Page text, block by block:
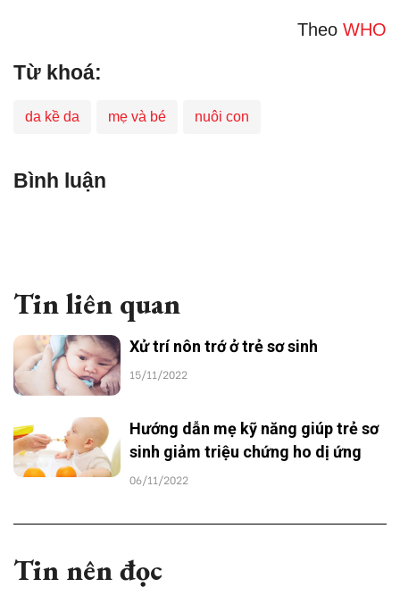
Theo WHO
Từ khoá:
da kề da mẹ và bé nuôi con
Bình luận
Tin liên quan
Xử trí nôn trớ ở trẻ sơ sinh
15/11/2022
Hướng dẫn mẹ kỹ năng giúp trẻ sơ
sinh giảm triệu chứng ho dị ứng
06/11/2022
Tin nên đọc